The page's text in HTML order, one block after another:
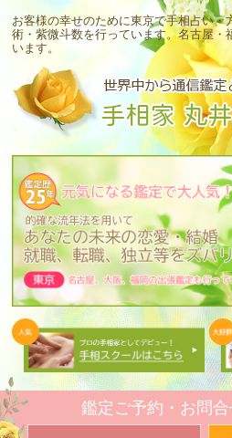
お客様の幸せのために東京で手相占い・
術・紫微斗数を行っています。名古屋・
います。
鑑定ご予約・お問